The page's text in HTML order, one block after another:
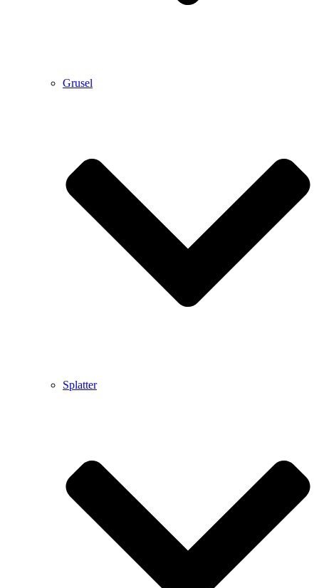
Grusel
Splatter